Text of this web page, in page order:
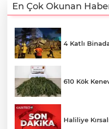
En Çok Okunan
4 Katlı
610 Kök
Haliliye